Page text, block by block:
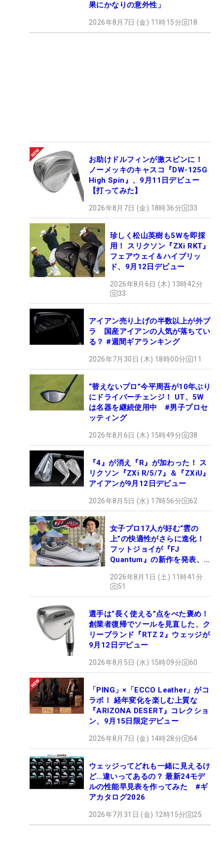
果にかなりの意外性」
2026年8月7日 (金) 11時15分 18
お助けドルフィンが激スピンに！
ノーメッキのキャスコ『DW-125G
High Spin』、9月11日デビュー
【打ってみた】
2026年8月7日 (金) 18時36分 33
珍しく松山英樹も5Wを即採
用！ スリクソン『ZXi RKT』
フェアウェイ＆ハイブリッ
ド、9月12日デビュー
2026年8月6日 (木) 13時42分
33
アイアン売り上げの半数以上が外ブ
ラ 国産アイアンの人気が落ちてい
る？ #週間ギアランキング
2026年7月30日 (木) 18時00分 11
“替えないプロ”今平周吾が10年ぶり
にドライバーチェンジ！ UT、5W
は名器を継続使用中 #男子プロセ
ッティング
2026年8月6日 (木) 15時49分 38
『4』が消え『R』が加わった！ ス
リクソン『ZXi R/5/7』＆『ZXiU』
アイアンが9月12日デビュー
2026年8月5日 (水) 17時56分 62
女子プロ17人が好む“雲の
上”の快適性がさらに進化！
フットジョイが『FJ
Quantum』の新作を発表、8
2026年8月1日 (土) 11時41分
51
選手は“長く使える”点をべた褒め！
創業者復帰でソールを見直した、ク
リーブランド『RTZ 2』ウェッジが
9月12日デビュー
2026年8月5日 (水) 15時09分 60
「PING」×「ECCO Leather」がコ
ラボ！ 経年変化を楽しむ上質な
『ARIZONA DESERT』コレクショ
ン、9月15日限定デビュー
2026年8月7日 (金) 14時28分 64
ウェッジってどれも一緒に見えるけ
ど…違いってあるの？ 最新24モデ
ルの性能早見表を作ってみた #ギ
アカタログ2026
2026年7月31日 (金) 12時15分 25